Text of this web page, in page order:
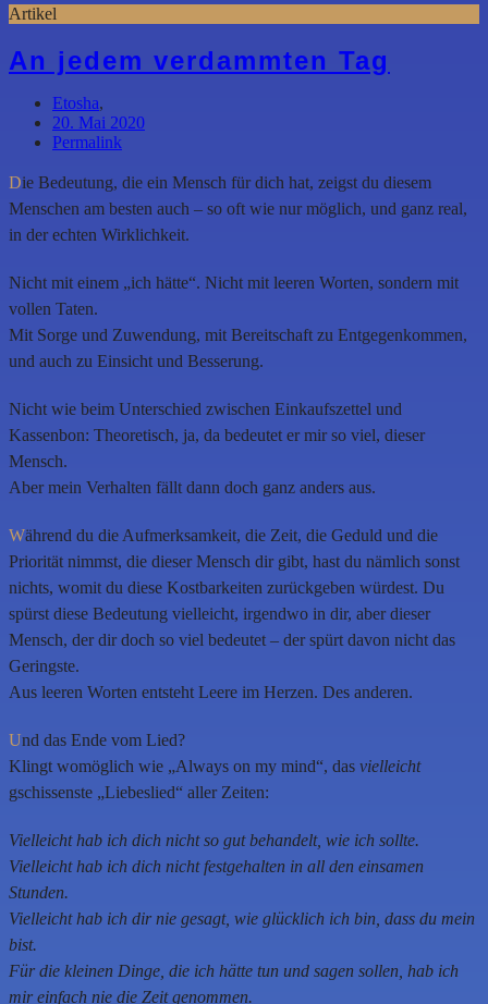
Artikel
An jedem verdammten Tag
Etosha,
20. Mai 2020
Permalink
Die Bedeutung, die ein Mensch für dich hat, zeigst du diesem
Menschen am besten auch – so oft wie nur möglich, und ganz real,
in der echten Wirklichkeit.
Nicht mit einem „ich hätte“. Nicht mit leeren Worten, sondern mit
vollen Taten.
Mit Sorge und Zuwendung, mit Bereitschaft zu Entgegenkommen,
und auch zu Einsicht und Besserung.
Nicht wie beim Unterschied zwischen Einkaufszettel und
Kassenbon: Theoretisch, ja, da bedeutet er mir so viel, dieser
Mensch.
Aber mein Verhalten fällt dann doch ganz anders aus.
Während du die Aufmerksamkeit, die Zeit, die Geduld und die
Priorität nimmst, die dieser Mensch dir gibt, hast du nämlich sonst
nichts, womit du diese Kostbarkeiten zurückgeben würdest. Du
spürst diese Bedeutung vielleicht, irgendwo in dir, aber dieser
Mensch, der dir doch so viel bedeutet – der spürt davon nicht das
Geringste.
Aus leeren Worten entsteht Leere im Herzen. Des anderen.
Und das Ende vom Lied?
Klingt womöglich wie „Always on my mind“, das vielleicht
gschissenste „Liebeslied“ aller Zeiten:
Vielleicht hab ich dich nicht so gut behandelt, wie ich sollte.
Vielleicht hab ich dich nicht festgehalten in all den einsamen
Stunden.
Vielleicht hab ich dir nie gesagt, wie glücklich ich bin, dass du mein
bist.
Für die kleinen Dinge, die ich hätte tun und sagen sollen, hab ich
mir einfach nie die Zeit genommen.